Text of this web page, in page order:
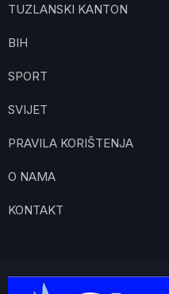
TUZLANSKI KANTON
BIH
SPORT
SVIJET
PRAVILA KORIŠTENJA
O NAMA
KONTAKT